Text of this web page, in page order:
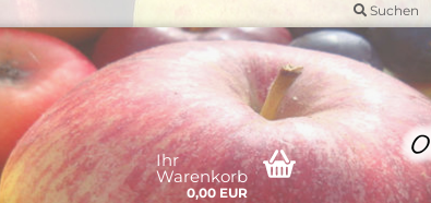
Suchen
Ihr
Warenkorb
0,00 EUR